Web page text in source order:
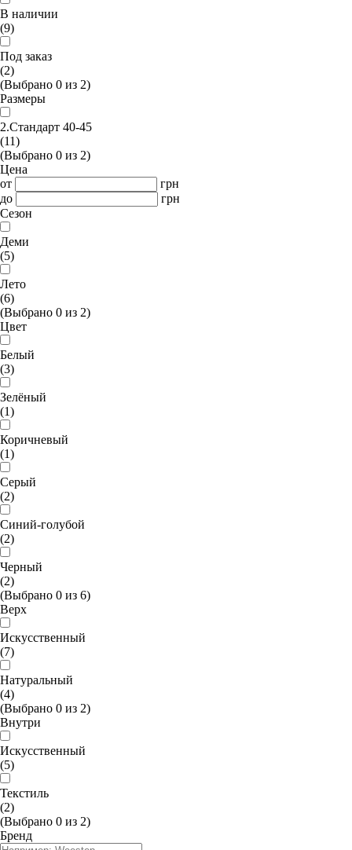
В наличии
(9)
Под заказ
(2)
(Выбрано 0 из 2)
Размеры
2.Стандарт 40-45
(11)
(Выбрано 0 из 2)
Цена
от
грн
до
грн
Сезон
Деми
(5)
Лето
(6)
(Выбрано 0 из 2)
Цвет
Белый
(3)
Зелёный
(1)
Коричневый
(1)
Серый
(2)
Синий-голубой
(2)
Черный
(2)
(Выбрано 0 из 6)
Верх
Искусственный
(7)
Натуральный
(4)
(Выбрано 0 из 2)
Внутри
Искусственный
(5)
Текстиль
(2)
(Выбрано 0 из 2)
Бренд